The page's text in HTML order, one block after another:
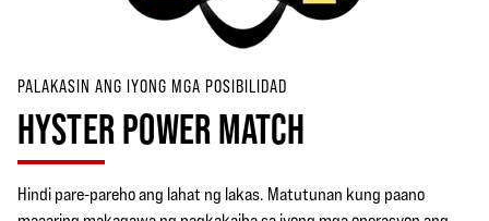
PALAKASIN ANG IYONG MGA POSIBILIDAD
HYSTER POWER MATCH
Hindi pare-pareho ang lahat ng lakas. Matutunan kung paano